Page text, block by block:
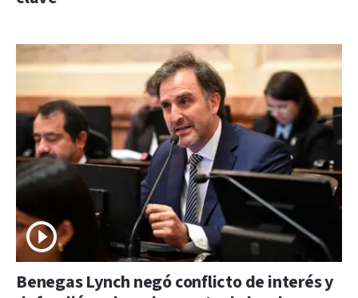
Benegas Lynch negó conflicto de interés y